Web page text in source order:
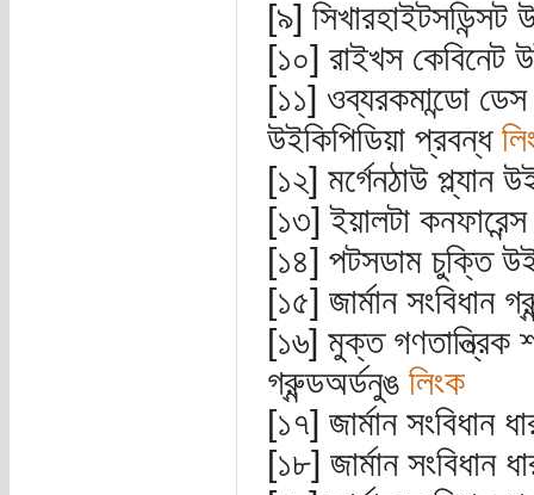
[৯]
[১০] রাইখস কেবিনেট
[১১] ওব্যরকমান্ডো
উইকিপিডিয়া প্রবন্ধ
[১২] মর্গেনঠাউ প্ল্যান
[১৩] ইয়ালটা
[১৪] পটসডাম চুক্তি
[১৫] জার্মান সংবিধান
[১৬] মুক্ত গণতান্ত্রিক
গ্রুন্ডঅর্ডনুঙ লিংক
[১৭] জার্মান সংবিধান
[১৮] জার্মান সংবিধান